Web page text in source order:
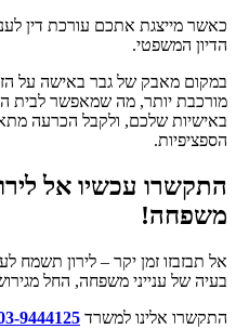
כאשר מייצגת אתכם עורכת דין
הדיון המשפטי.
במקום מאבק של גבר באישה על
מורכבת יותר, מה שמאפשר לבית
באישיות שלכם, ולקבל הכרעה
הספציפיות.
התקשרו עכשיו אל
משפחה!
אל תבזבזו זמן יקר – לירון תשמח
בעיה של ענייני משפחה, החל
התקשרו אלינו למשרד 9444125